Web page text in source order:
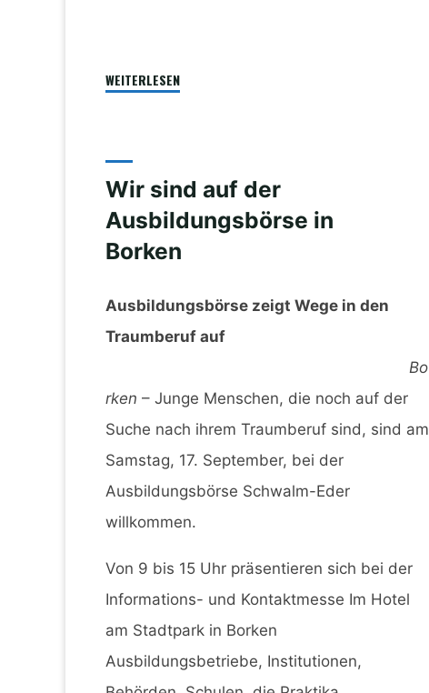
WEITERLESEN„Gute
Bildungsmesse
Melsungen“
Wir sind auf der
Ausbildungsbörse in
Borken
Ausbildungsbörse zeigt Wege in den
Traumberuf auf
Bo
rken – Junge Menschen, die noch auf der
Suche nach ihrem Traumberuf sind, sind am
Samstag, 17. September, bei der
Ausbildungsbörse Schwalm-Eder
willkommen.
Von 9 bis 15 Uhr präsentieren sich bei der
Informations- und Kontaktmesse Im Hotel
am Stadtpark in Borken
Ausbildungsbetriebe, Institutionen,